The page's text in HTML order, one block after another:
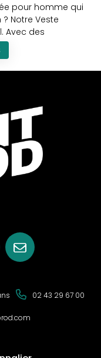
pour homme qui
Notre Veste
Avec des
de
élégant et
pour refléter
offre différentes
à vos
avec le logo de
avec des
cette
est conçue pour
:
02 43 29 67 00